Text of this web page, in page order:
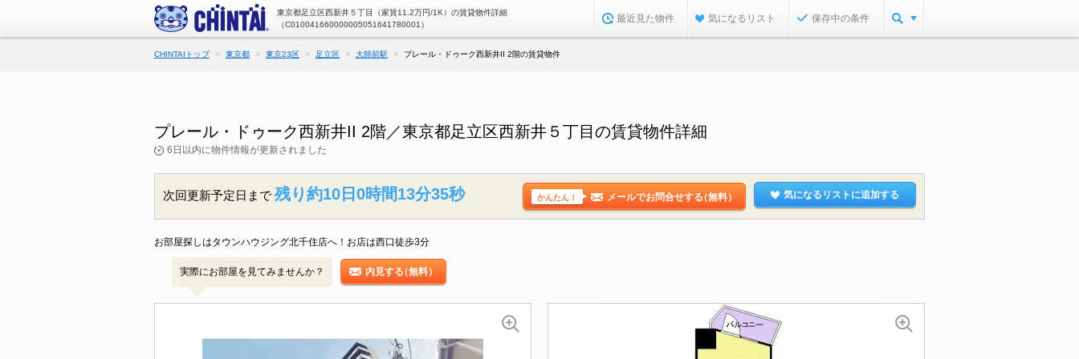
東京都足立区西新井５丁目（家賃11.2万円/1K）の賃貸物件詳細
（C010041660000005051641780001）
最近見た物件 気になるリスト 保存中の条件
CHINTAIトップ 東京都 東京23区 足立区 大師前駅 プレール・ドゥーク西新井II 2階の賃貸物件
プレール・ドゥーク西新井II 2階／東京都足立区西新井５丁目の賃貸物件詳細
6日以内に物件情報が更新されました
次回更新予定日まで 残り約10日0時間13分34秒 かんたん！ メールでお問合せする（無料） 気になるリストに追加する
お部屋探しはタウンハウジング北千住店へ！お店は西口徒歩3分
実際にお部屋を見てみませんか？ 内見する（無料）